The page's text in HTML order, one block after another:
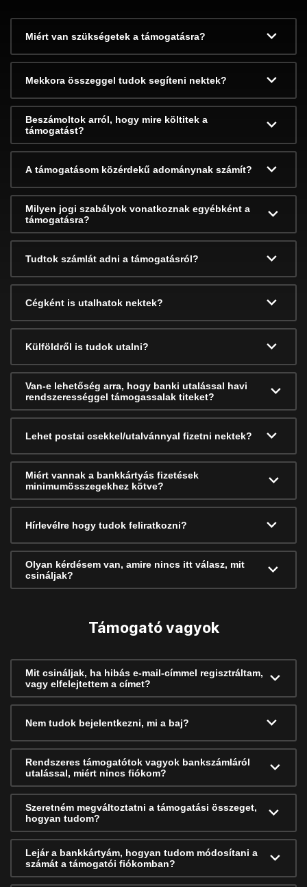
Miért van szükségetek a támogatásra?
Mekkora összeggel tudok segíteni nektek?
Beszámoltok arról, hogy mire költitek a
támogatást?
A támogatásom közérdekű adománynak számít?
Milyen jogi szabályok vonatkoznak egyébként a
támogatásra?
Tudtok számlát adni a támogatásról?
Cégként is utalhatok nektek?
Külföldről is tudok utalni?
Van-e lehetőség arra, hogy banki utalással havi
rendszerességgel támogassalak titeket?
Lehet postai csekkel/utalvánnyal fizetni nektek?
Miért vannak a bankkártyás fizetések
minimumösszegekhez kötve?
Hírlevélre hogy tudok feliratkozni?
Olyan kérdésem van, amire nincs itt válasz, mit
csináljak?
Támogató vagyok
Mit csináljak, ha hibás e-mail-címmel regisztráltam,
vagy elfelejtettem a címet?
Nem tudok bejelentkezni, mi a baj?
Rendszeres támogatótok vagyok bankszámláról
utalással, miért nincs fiókom?
Szeretném megváltoztatni a támogatási összeget,
hogyan tudom?
Lejár a bankkártyám, hogyan tudom módosítani a
számát a támogatói fiókomban?